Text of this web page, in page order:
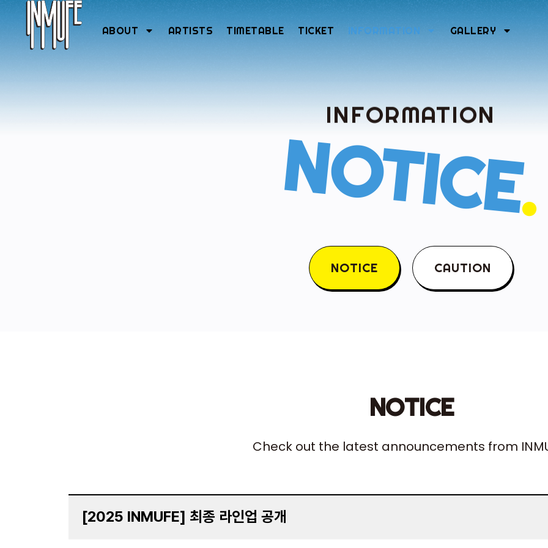
ABOUT ARTISTS TIMETABLE TICKET INFORMATION GALLERY
INFORMATION
NOTICE.
NOTICE CAUTION
NOTICE
Check out the latest announcements from
[2025 INMUFE] 최종 라인업 공개